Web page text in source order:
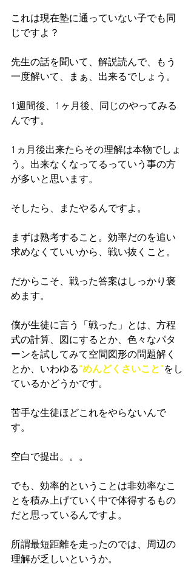
これは現在塾に通っていない子でも同
じですよ？
先生の話を聞いて、解説読んで、もう
一度解いて、まぁ、出来るでしょう。
1週間後、1ヶ月後、同じのやってみる
んです。
1ヵ月後出来たらその理解は本物でしょ
う。出来なくなってるっていう事の方
が多いと思います。
そしたら、またやるんですよ。
まずは熟考すること。効率だのを追い
求めなくていいから、戦い抜くこと。
だからこそ、戦った答案はしっかり褒
めます。
僕が生徒に言う「戦った」とは、方程
式の計算、図にするとか、色々なパタ
ーンを試してみて空間図形の問題解く
とか、いわゆる“めんどくさいこと”をし
ているかどうかです。
苦手な生徒ほどこれをやらないんで
す。
空白で提出。。。
でも、効率的ということは非効率なこ
とを積み上げていく中で体得するもの
だと思っているんですよ。
所謂最短距離を走ったのでは、周辺の
理解が乏しいというか。